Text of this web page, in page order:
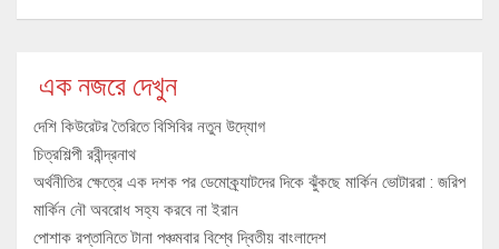
এক নজরে দেখুন
দেশি কিউরেটর তৈরিতে বিসিবির নতুন উদ্যোগ
চিত্রশিল্পী রবীন্দ্রনাথ
অর্থনীতির ক্ষেত্রে এক দশক পর ডেমোক্র্যাটদের দিকে ঝুঁকছে মার্কিন ভোটাররা : জরিপ
মার্কিন নৌ অবরোধ সহ্য করবে না ইরান
পোশাক রপ্তানিতে টানা পঞ্চমবার বিশ্বে দ্বিতীয় বাংলাদেশ